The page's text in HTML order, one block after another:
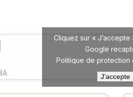
Cliquez sur «
Google
Politique de protection
J’accepte